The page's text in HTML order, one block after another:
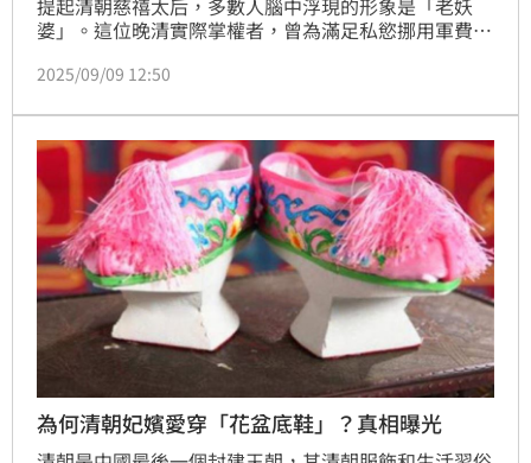
提起清朝慈禧太后，多數人腦中浮現的形象是「老妖
婆」。這位晚清實際掌權者，曾為滿足私慾挪用軍費，
的條約，使百姓生活困苦。因此，在大眾印象中，慈禧
相，史料與外國人的描述卻展現了另一個截然不同的面
貌。（記者唐家興）
2025/09/09 12:50
為何清朝妃嬪愛穿「花盆底鞋」？真相曝光